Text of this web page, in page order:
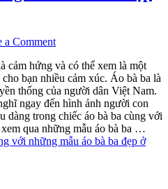
a Comment
cảm hứng và có thể xem là một
bạn nhiều cảm xúc. Áo bà ba là
thống của người dân Việt Nam.
ngay đến hình ảnh người con
dàng trong chiếc áo bà ba cùng với
qua những mẫu áo bà ba …
với những mẫu áo bà ba đẹp ở